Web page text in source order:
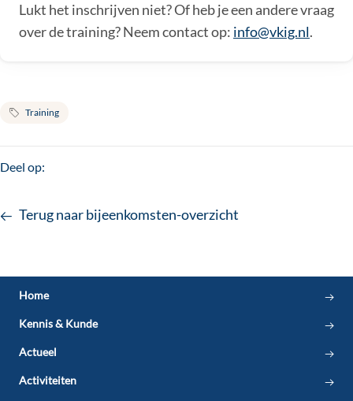
Lukt het inschrijven niet? Of heb je een andere vraag
over de training? Neem contact op: info@vkig.nl.
Training
Terug naar bijeenkomsten-overzicht
Deel op:
Home
Kennis & Kunde
Actueel
Activiteiten